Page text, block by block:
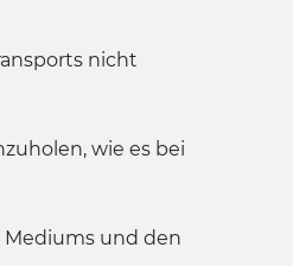
nicht
wie es bei
Mediums und den